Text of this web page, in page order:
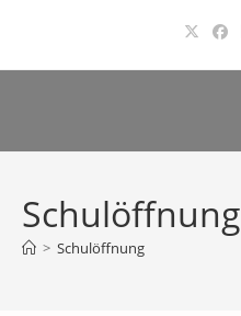
springen
Schulöffnung
> Schulöffnung